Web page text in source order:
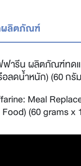
ผลิตภัณฑ์
ารีน ผลิตภัณฑ์ทดแ
ลดน้ำหนัก) (60 กรั
Meal
(60 grams x